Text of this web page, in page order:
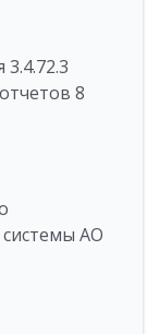
8
АО